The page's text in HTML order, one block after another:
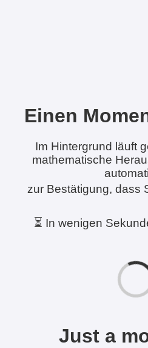
Einen
Im Hintergrund läuft
mathematische
zur Bestätigung, dass
⏳ In wenigen
Just a